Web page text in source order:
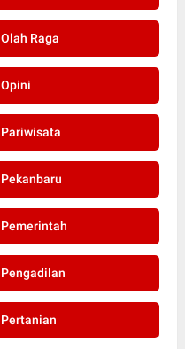
Olah Raga
Opini
Pariwisata
Pekanbaru
Pemerintah
Pengadilan
Pertanian